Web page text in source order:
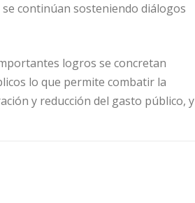
continúan sosteniendo diálogos
logros se concretan
lo que permite combatir la
y reducción del gasto público, y